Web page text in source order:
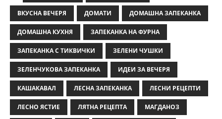
ВКУСНА ВЕЧЕРЯ ДОМАТИ ДОМАШНА ЗАПЕКАНКА
ДОМАШНА КУХНЯ ЗАПЕКАНКА НА ФУРНА
ЗАПЕКАНКА С ТИКВИЧКИ ЗЕЛЕНИ ЧУШКИ
ЗЕЛЕНЧУКОВА ЗАПЕКАНКА ИДЕИ ЗА ВЕЧЕРЯ
КАШАКАВАЛ ЛЕСНА ЗАПЕКАНКА ЛЕСНИ РЕЦЕПТИ
ЛЕСНО ЯСТИЕ ЛЯТНА РЕЦЕПТА МАГДАНОЗ